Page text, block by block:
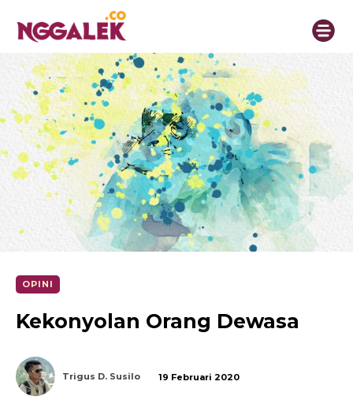
OPINI
Kekonyolan Orang Dewasa
Trigus D. Susilo 19 Februari 2020